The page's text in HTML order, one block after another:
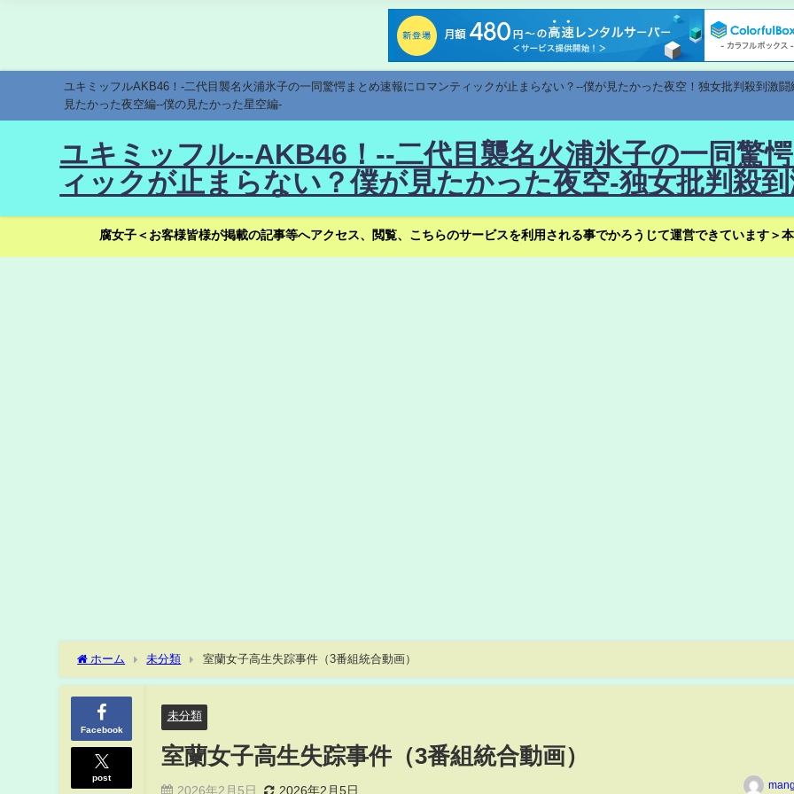
ユキミッフルAKB46！-二代目襲名火浦氷子の一同驚愕まとめ速報にロマンティックが止まらない？--僕が見たかった夜空！独女批判殺到激
見たかった夜空編--僕の見たかった星空編-
ユキミッフル--AKB46！--二代目襲名火浦氷子の一同驚
ィックが止まらない？僕が見たかった夜空-独女批判殺
腐女子＜お客様皆様が掲載の記事等へアクセス、閲覧、こちらのサービスを利用される事でかろうじて運営できています＞
ホーム 未分類 室蘭女子高生失踪事件（3番組統合動画）
Facebook
post
未分類
室蘭女子高生失踪事件（3番組統合動画）
2026年2月5日 2026年2月5日